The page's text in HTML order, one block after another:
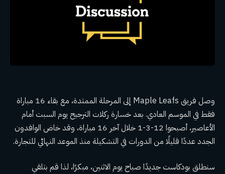
وصل فريق Maple Leafs إلى المرحلة الممتدة، مع بقاء 16 مباراة
فقط في الموسم العادي. بعد خسارة ركلات الترجيح يوم السبت أمام
الأعاصير، أصبحوا 12-3-1 خلال آخر 16 مباراة، وقد خاض الوافدون
الجدد عددًا قليلًا من الدورات في التشكيلة منذ الموعد النهائي للتجارة.
سنطلق بودكاست جديدًا صباح يوم الاثنين، مبكرًا، لذا قم بتلقي